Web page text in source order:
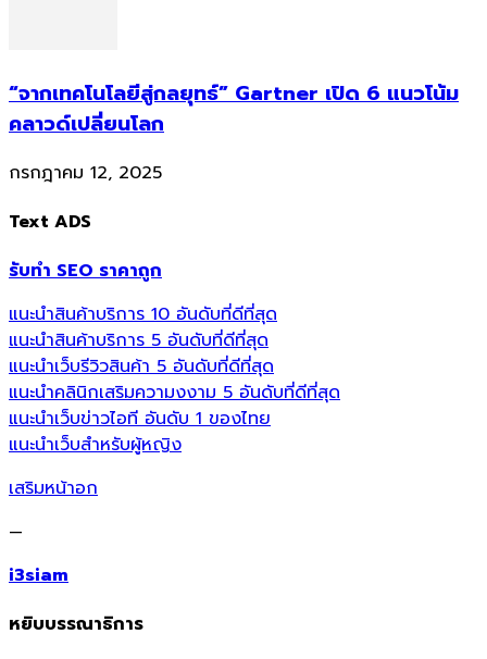
“จากเทคโนโลยีสู่กลยุทธ์” Gartner เปิด 6 แนวโน้ม
คลาวด์เปลี่ยนโลก
กรกฎาคม 12, 2025
Text ADS
รับทำ SEO ราคาถูก
แนะนำสินค้าบริการ 10 อันดับที่ดีที่สุด
แนะนำสินค้าบริการ 5 อันดับที่ดีที่สุด
แนะนำเว็บรีวิวสินค้า 5 อันดับที่ดีที่สุด
แนะนำคลินิกเสริมความงงาม 5 อันดับที่ดีที่สุด
แนะนำเว็บข่าวไอที อันดับ 1 ของไทย
แนะนำเว็บสำหรับผู้หญิง
เสริมหน้าอก
—
i3siam
หยิบบรรณาธิการ